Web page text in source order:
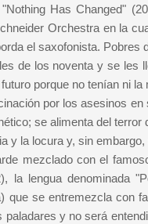
Has Changed"
Orchestra en la
el saxofonista.
de los noventa y se les
porque no tenían ni
por los asesinos
se alimenta del
y la locura y, sin
mezclado con el
la lengua denominada
que se entremezcla con
paladares y no será